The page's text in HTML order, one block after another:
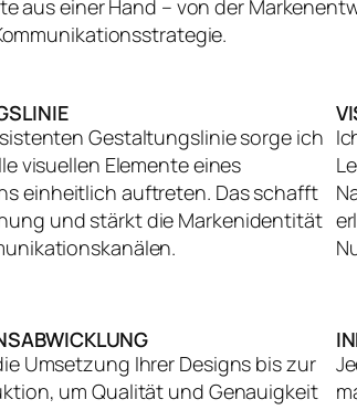
aus einer Hand – von der
Gestaltungslinie sorge ich
visuellen Elemente eines
einheitlich auftreten. Das schafft
und stärkt die Markenidentität
Umsetzung Ihrer Designs bis zur
um Qualität und Genauigkeit